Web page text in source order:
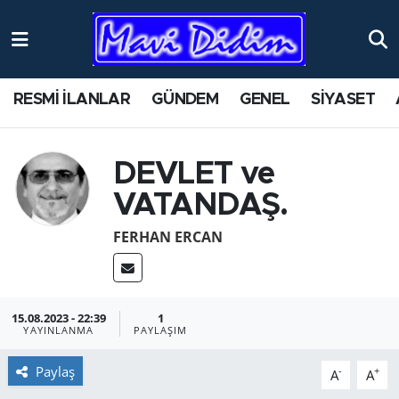
RESMİ İLANLAR GÜNDEM GENEL SİYASET
DEVLET ve
VATANDAŞ.
FERHAN ERCAN
15.08.2023 - 22:39
YAYINLANMA
1
PAYLAŞIM
Paylaş A- A+
ANTİK YERLER
AYDIN
BİLİM VE TEKNOLOJİ
EKONOMİ
GENEL
Nöbetçi Eczaneler
Namaz Vakitleri
Trafik Durumu
Süper Lig Puan Durumu ve Fikstür
Son Dakika Haberleri
Haber Arşivi